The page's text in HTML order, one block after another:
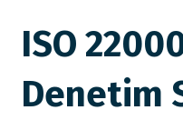
ISO
Denetim